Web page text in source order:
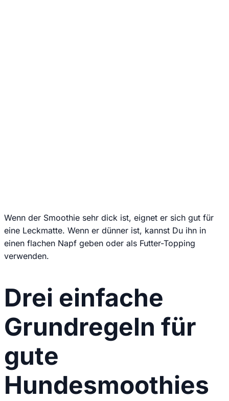
Wenn der Smoothie sehr dick ist, eignet er sich gut für
eine Leckmatte. Wenn er dünner ist, kannst Du ihn in
einen flachen Napf geben oder als Futter-Topping
verwenden.
Drei einfache
Grundregeln für
gute
Hundesmoothies